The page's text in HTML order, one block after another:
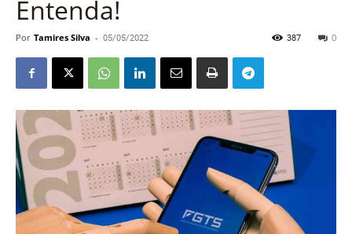
Entenda!
Por Tamires Silva - 05/05/2022 0
387